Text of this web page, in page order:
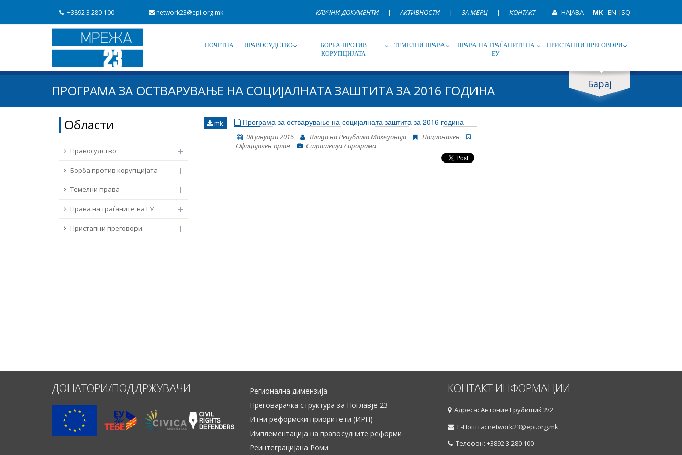
+3892 3 280 100 network23@epi.org.mk КЛУЧНИ ДОКУМЕНТИ | АКТИВНОСТИ | ЗА МЕРЦ | КОНТАКТ НАЈАВА MK|EN | SQ
ПОЧЕТНА ПРАВОСУДСТВО
БОРБА ПРОТИВ
КОРУПЦИЈАТА
ТЕМЕЛНИ ПРАВА
ПРАВА НА ГРАЃАНИТЕ НА
ЕУ
ПРИСТАПНИ ПРЕГОВОРИ
Барај
Барај документи
Јазик Име, опис или клучен збор
ПРОГРАМА ЗА ОСТВАРУВАЊЕ НА СОЦИЈАЛНАТА ЗАШТИТА ЗА 2016 ГОДИНА
Области
Правосудство
Борба против корупцијата
Темелни права
Права на граѓаните на ЕУ
Пристапни преговори
mk Програма за остварување на социјалната заштита за 2016 година
08 јануари 2016 Влада на Република Македонија
Национален
Oфицијален орган
Стратегија / програма
ДОНАТОРИ/ПОДДРЖУВАЧИ
Регионална димензија
Преговарачка структура за Поглавје 23
Итни реформски приоритети (ИРП)
Имплементација на правосудните реформи
Реинтеграцијана Роми
КОНТАКТ ИНФОРМАЦИИ
Адреса: Антоние Грубишиќ 2/2
Е-Пошта: network23@epi.org.mk
Телефон: +3892 3 280 100